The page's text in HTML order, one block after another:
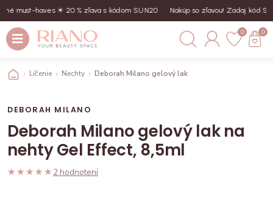
haves ☀︎ 20 % zľava s kódom SUN20 Nakúp so zľavou! Zadaj kód SUN20
0 0
Líčenie Nechty Deborah Milano gelový lak na nehty Gel Effect,
DEBORAH MILANO
Deborah Milano gelový lak na
nehty Gel Effect, 8,5ml
★★★★★
★★★★★ 2 hodnotení